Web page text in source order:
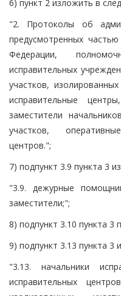
6) пункт 2 изложить в
"2. Протоколы об
предусмотренных
Федерации,
исправительных
участков,
исправительные
заместители
участков,
центров.";
7) подпункт 3.9 пункта 3
"3.9. дежурные
заместители;";
8) подпункт 3.10 пункта 3
9) подпункт 3.13 пункта
"3.13. начальники
исправительных